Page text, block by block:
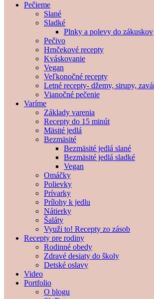
Pečieme
Slané
Sladké
Plnky a polevy do zákuskov
Pečivo
Hrnčekové recepty
Kváskovanie
Vegan
Veľkonočné recepty
Letné recepty- džemy, sirupy,
Vianočné pečenie
Varíme
Základy varenia
Recepty do 15 minút
Mäsité jedlá
Bezmäsité
Bezmäsité jedlá slané
Bezmäsité jedlá sladké
Vegan
Omáčky
Polievky
Prívarky
Prílohy k jedlu
Nátierky
Šaláty
Využi to! Recepty zo zásob
Recepty pre rodiny
Rodinné obedy
Zdravé desiaty do školy
Detské oslavy
Video
Portfolio
O blogu